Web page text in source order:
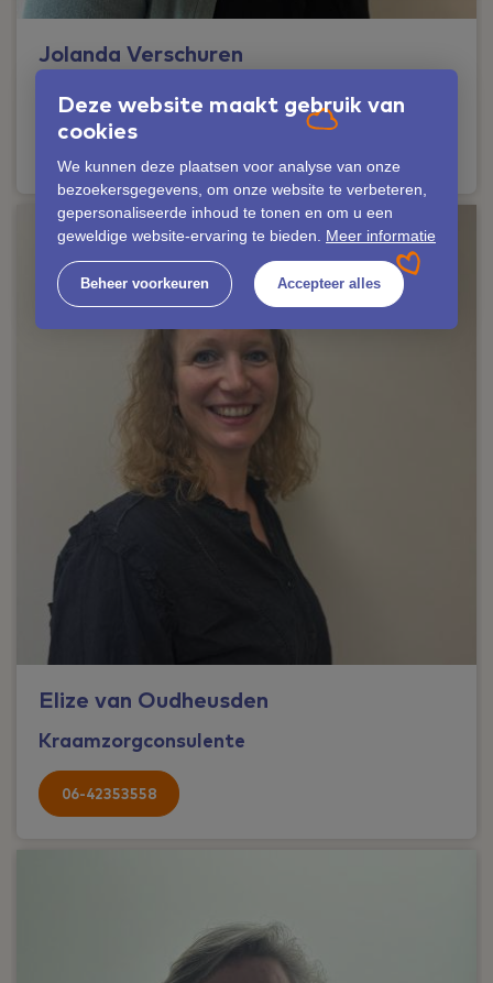
Deze website maakt gebruik van
cookies
We kunnen deze plaatsen voor analyse van onze
bezoekersgegevens, om onze website te verbeteren,
gepersonaliseerde inhoud te tonen en om u een
geweldige website-ervaring te bieden. Meer informatie
Beheer voorkeuren Accepteer alles
Jolanda Verschuren
Kraamzorgconsulente
Elize van Oudheusden
Kraamzorgconsulente
06-42353558